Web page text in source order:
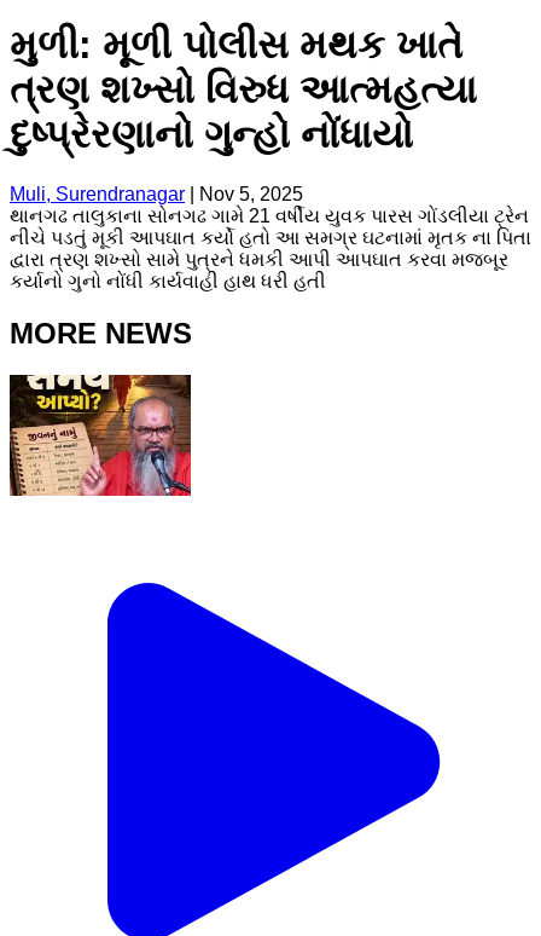
મુળી: મૂળી પોલીસ મથક ખાતે
ત્રણ શખ્સો વિરુધ આત્મહત્યા
દુષ્પ્રેરણાનો ગુન્હો નોંધાયો
Muli, Surendranagar
Nov 5, 2025
થાનગઢ તાલુકાના સોનગઢ ગામે 21 વર્ષીય યુવક પારસ ગોંડલીયા ટ્રેન
નીચે પડતું મૂકી આપઘાત કર્યો હતો આ સમગ્ર ઘટનામાં મૃતક ના પિતા
દ્વારા ત્રણ શખ્સો સામે પુત્રને ધમકી આપી આપઘાત કરવા મજબૂર
કર્યાનો ગુનો નોંધી કાર્યવાહી હાથ ધરી હતી
MORE NEWS